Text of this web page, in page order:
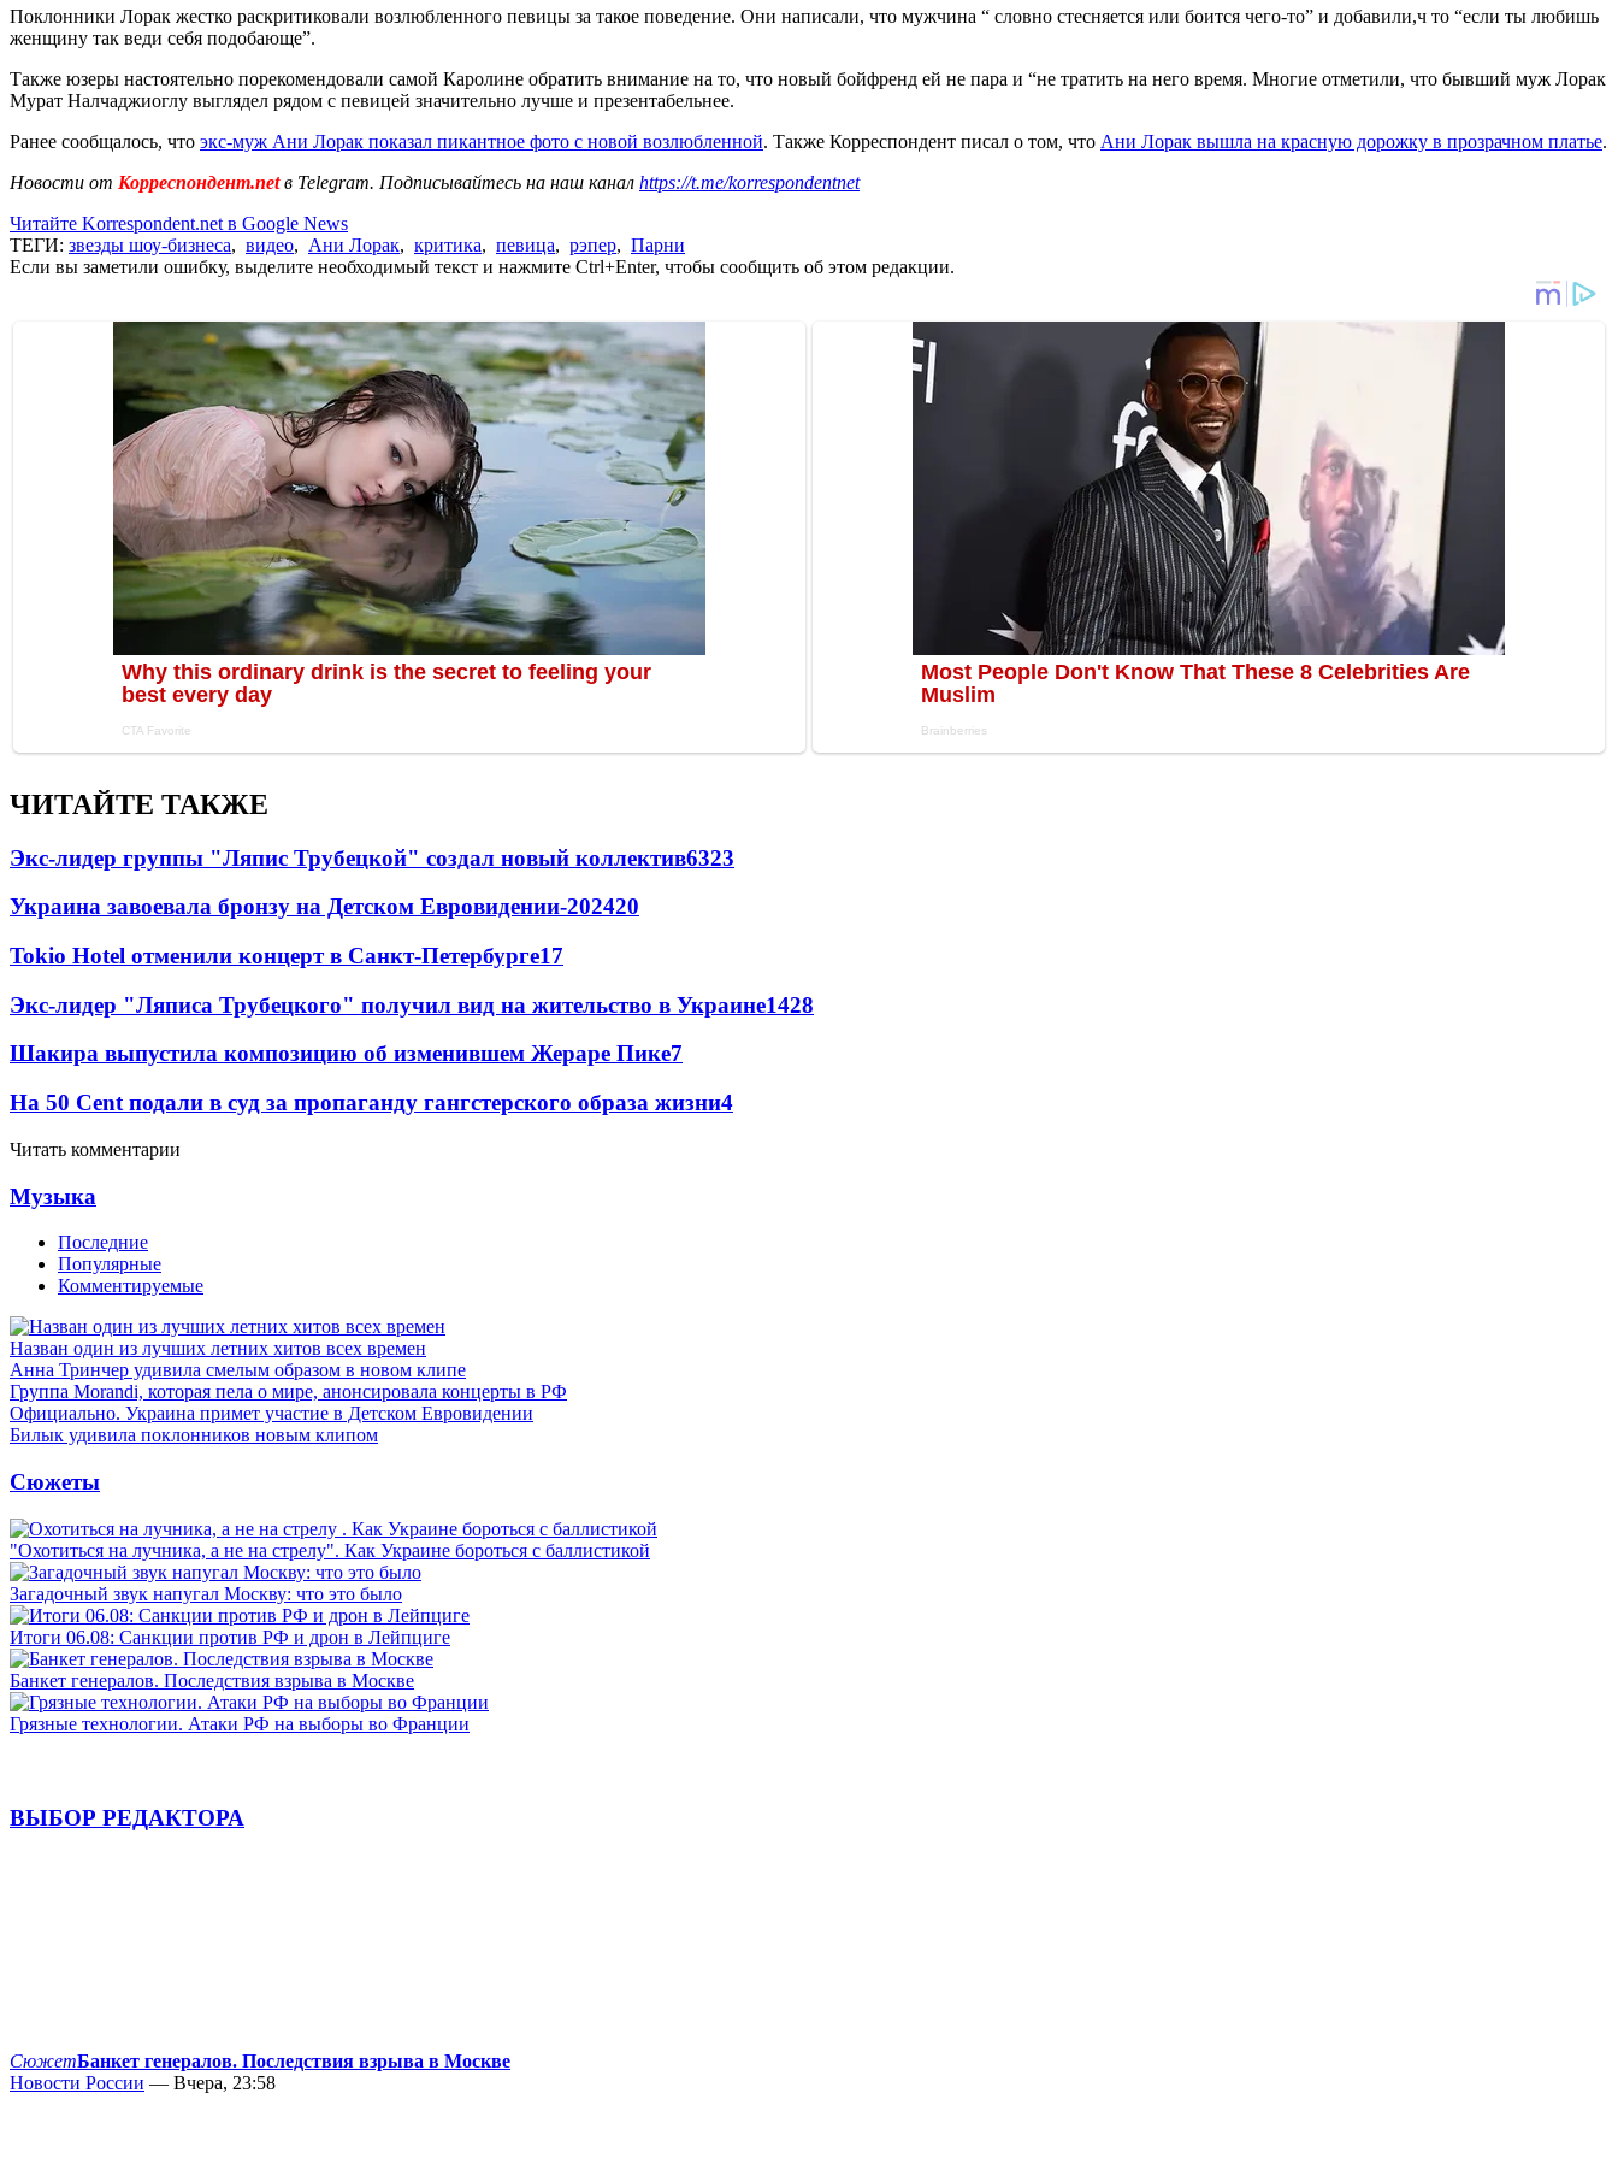
Поклонники Лорак жестко раскритиковали возлюбленного певицы за такое поведение. Они написали, что мужчина “ словно стесняется или боится чего-то” и добавили,ч то “если ты любишь
женщину так веди себя подобающе”.
Также юзеры настоятельно порекомендовали самой Каролине обратить внимание на то, что новый бойфренд ей не пара и “не тратить на него время. Многие отметили, что бывший муж Лорак
Мурат Налчаджиоглу выглядел рядом с певицей значительно лучше и презентабельнее.
Ранее сообщалось, что экс-муж Ани Лорак показал пикантное фото с новой возлюбленной. Также Корреспондент писал о том, что Ани Лорак вышла на красную дорожку в прозрачном платье.
Новости от Корреспондент.netв Telegram. Подписывайтесь на наш канал https://t.me/korrespondentnet
Читайте Korrespondent.net в Google News
ТЕГИ: звезды шоу-бизнеса, видео, Ани Лорак, критика, певица, рэпер, Парни
Если вы заметили ошибку, выделите необходимый текст и нажмите Ctrl+Enter, чтобы сообщить об этом редакции.
ЧИТАЙТЕ ТАКЖЕ
Экс-лидер группы "Ляпис Трубецкой" создал новый коллектив6323
Украина завоевала бронзу на Детском Евровидении-202420
Tokio Hotel отменили концерт в Санкт-Петербурге17
Экс-лидер "Ляписа Трубецкого" получил вид на жительство в Украине1428
Шакира выпустила композицию об изменившем Жераре Пике7
На 50 Cent подали в суд за пропаганду гангстерского образа жизни4
Читать комментарии
Музыка
Последние
Популярные
Комментируемые
Назван один из лучших летних хитов всех времен
Анна Тринчер удивила смелым образом в новом клипе
Группа Morandi, которая пела о мире, анонсировала концерты в РФ
Официально. Украина примет участие в Детском Евровидении
Билык удивила поклонников новым клипом
Сюжеты
"Охотиться на лучника, а не на стрелу". Как Украине бороться с баллистикой
Загадочный звук напугал Москву: что это было
Итоги 06.08: Санкции против РФ и дрон в Лейпциге
Банкет генералов. Последствия взрыва в Москве
Грязные технологии. Атаки РФ на выборы во Франции
ВЫБОР РЕДАКТОРА
СюжетБанкет генералов. Последствия взрыва в Москве
Новости России — Вчера, 23:58